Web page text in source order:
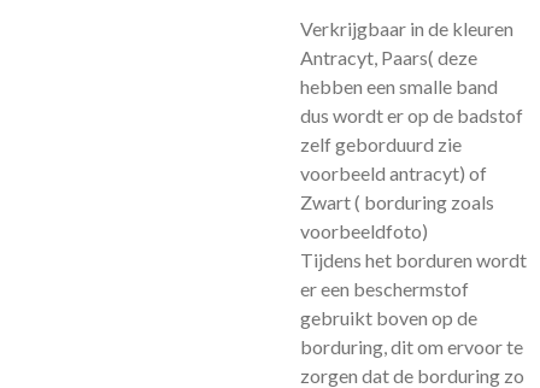
Verkrijgbaar in de kleuren
Antracyt, Paars( deze
hebben een smalle band
dus wordt er op de badstof
zelf geborduurd zie
voorbeeld antracyt) of
Zwart ( borduring zoals
voorbeeldfoto)
Tijdens het borduren wordt
er een beschermstof
gebruikt boven op de
borduring, dit om ervoor te
zorgen dat de borduring zo